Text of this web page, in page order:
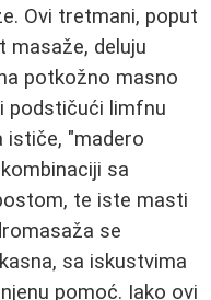
Ovi tretmani, poput
masaže, deluju
potkožno masno
podstičući limfnu
ističe, "madero
sa
te iste masti
se
sa iskustvima
pomoć. Iako ovi